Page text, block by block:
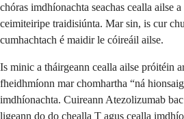
chóras imdhíonachta seachas cealla ailse
ceimiteiripe traidisiúnta. Mar sin, is cur
cumhachtach é maidir le cóireáil ailse.
Is minic a tháirgeann cealla ailse próitéin
fheidhmíonn mar chomhartha “ná
imdhíonachta. Cuireann Atezolizumab
ligeann do do chealla T agus cealla